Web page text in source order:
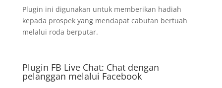
Plugin ini digunakan untuk memberikan hadiah
kepada prospek yang mendapat cabutan bertuah
melalui roda berputar.
Plugin FB Live Chat: Chat dengan
pelanggan melalui Facebook